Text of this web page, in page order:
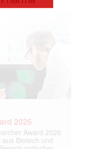
2026
Award 2026
Biotech und